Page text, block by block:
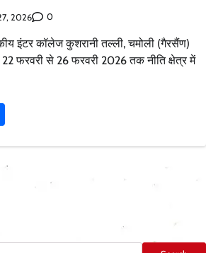
2026 0
इंटर कॉलेज कुशरानी तल्ली, चमोली (गैरसैंण)
22 फरवरी से 26 फरवरी 2026 तक नीति क्षेत्र में